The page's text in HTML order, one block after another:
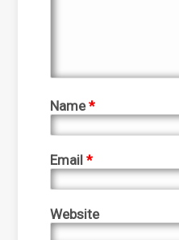
Name*
Email*
Website